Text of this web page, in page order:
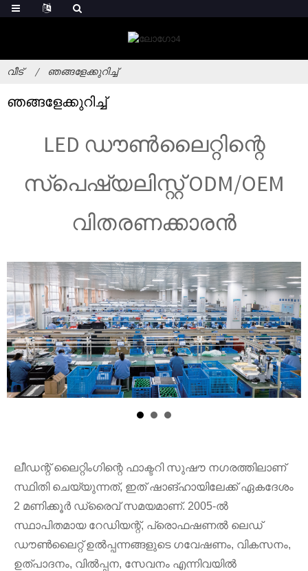
വീട് ഞങ്ങളേക്കുറിച്ച്
ഞങ്ങളേക്കുറിച്ച്
LED ഡൗൺലൈറ്റിന്റെ
സ്പെഷ്യലിസ്റ്റ് ODM/OEM
വിതരണക്കാരൻ
ലീഡന്റ് ലൈറ്റിംഗിന്റെ ഫാക്ടറി സുഷൗ നഗരത്തിലാണ്
സ്ഥിതി ചെയ്യുന്നത്, ഇത് ഷാങ്ഹായിലേക്ക് ഏകദേശം
2 മണിക്കൂർ ഡ്രൈവ് സമയമാണ്. 2005-ൽ
സ്ഥാപിതമായ റേഡിയന്റ്, പ്രൊഫഷണൽ ലെഡ്
ഡൗൺലൈറ്റ് ഉൽപ്പന്നങ്ങളുടെ ഗവേഷണം, വികസനം,
ഉത്പാദനം, വിൽപ്പന, സേവനം എന്നിവയിൽ